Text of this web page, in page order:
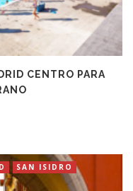
CENTRO PARA
SAN ISIDRO